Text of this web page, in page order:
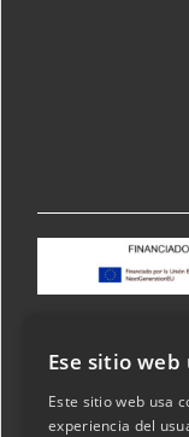
Ese sitio
Este sitio web usa
experiencia del